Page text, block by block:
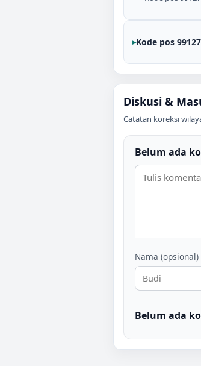
Kode pos
Diskusi &
Catatan koreksi
Belum ada
Nama (opsional)
Belum ada